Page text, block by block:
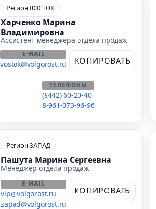
Регион ВОСТОК
Харченко Марина
Владимировна
Ассистент менеджера отдела продаж
E-MAIL
vostok@volgorost.ru КОПИРОВАТЬ
ТЕЛЕФОНЫ
(8442) 60-20-40
8-961-073-96-96
Регион ЗАПАД
Пашута Марина Сергеевна
Менеджер отдела продаж
E-MAIL
vip@volgorost.ru
zapad@volgorost.ru
КОПИРОВАТЬ